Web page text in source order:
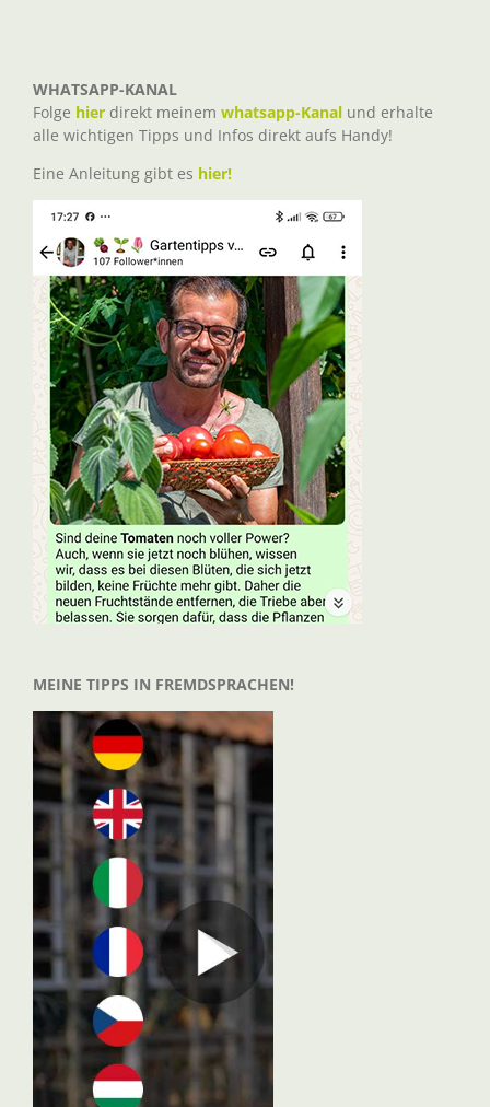
WHATSAPP-KANAL
Folge hier direkt meinem whatsapp-Kanal und erhalte
alle wichtigen Tipps und Infos direkt aufs Handy!
Eine Anleitung gibt es hier!
MEINE TIPPS IN FREMDSPRACHEN!